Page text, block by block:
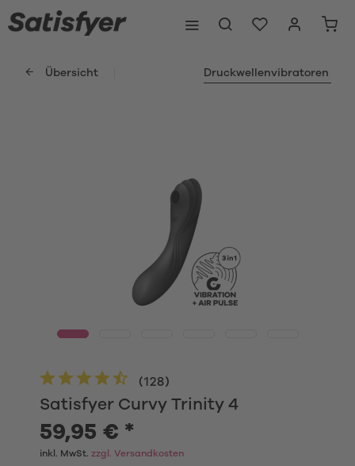
Übersicht Druckwellenvibratoren
Satisfyer Curvy Trinity 4
(128)
59,95 € *
inkl. MwSt. zzgl. Versandkosten